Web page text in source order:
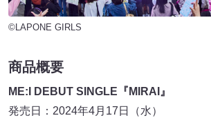
©LAPONE GIRLS
商品概要
ME:I DEBUT SINGLE『MIRAI』
発売日：2024年4月17日（水）